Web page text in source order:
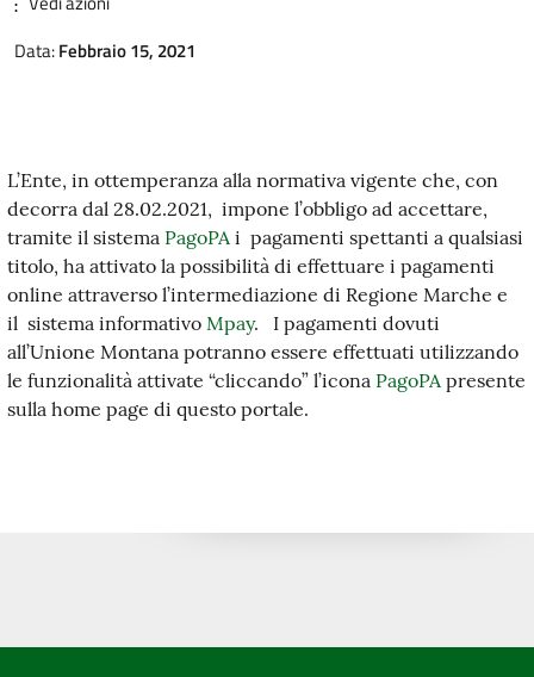
Data:Febbraio 15, 2021
L’Ente, in ottemperanza alla normativa vigente che, con
decorra dal 28.02.2021, impone l’obbligo ad accettare,
tramite il sistema PagoPAi pagamenti spettanti a qualsiasi
titolo, ha attivato la possibilità di effettuare i pagamenti
online attraverso l’intermediazione di Regione Marche e
il sistema informativo Mpay. I pagamenti dovuti
all’Unione Montana potranno essere effettuati utilizzando
le funzionalità attivate “cliccando” l’icona PagoPApresente
sulla home page di questo portale.